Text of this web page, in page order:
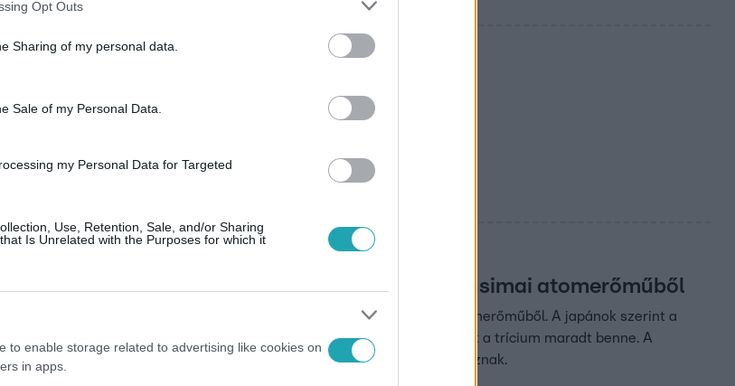
Opt Outs
Sharing of my personal data.
Sale of my Personal Data.
my Personal Data for Targeted
Use, Retention, Sale, and/or Sharing
Is Unrelated with the Purposes for which it
to enable storage related to advertising like cookies on
in apps.
vizet engedhet a Csendes-óceánba a fukusimai atomerőműből
sugárszennyezett vizet engedhet a Csendes-óceánba a fukusimai atomerőműből. A japánok szerint a
radioaktív elemtől megtisztították a reaktorok korábbi hűtővizét, csak a trícium maradt benne. A
szerint ez rendben van, Kína és a japán halászok viszont tiltakoznak.